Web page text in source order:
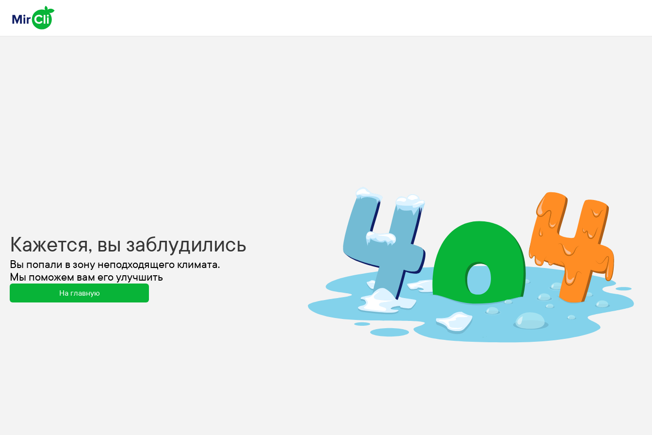
Кажется, вы заблудились
Вы попали в зону неподходящего климата.
Мы поможем вам его улучшить
На главную